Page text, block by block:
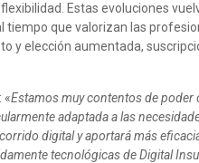
Estas evoluciones
tiempo que valorizan las
y elección aumentada,
«Estamos muy contentos de poder
adaptada a las
digital y aportará más
tecnológicas de Digital